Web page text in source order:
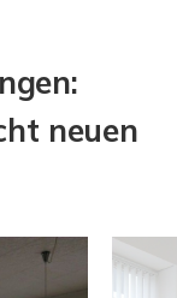
neuen